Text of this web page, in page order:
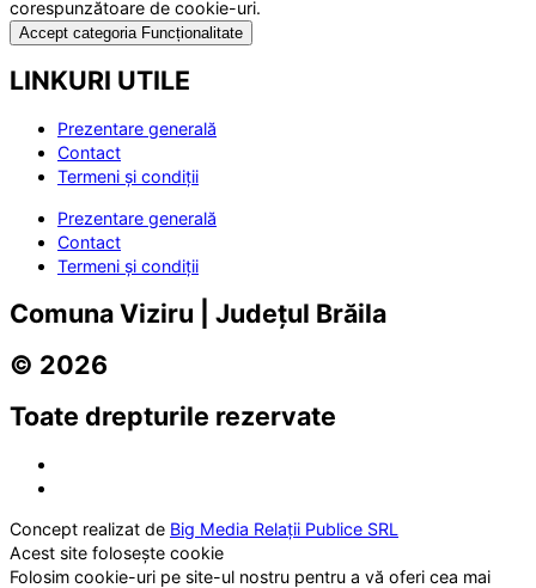
corespunzătoare de cookie-uri.
Accept categoria Funcționalitate
LINKURI UTILE
Prezentare generală
Contact
Termeni și condiții
Prezentare generală
Contact
Termeni și condiții
Comuna Viziru | Județul Brăila
© 2026
Toate drepturile rezervate
Concept realizat de Big Media Relații Publice SRL
Acest site folosește cookie
Folosim cookie-uri pe site-ul nostru pentru a vă oferi cea mai